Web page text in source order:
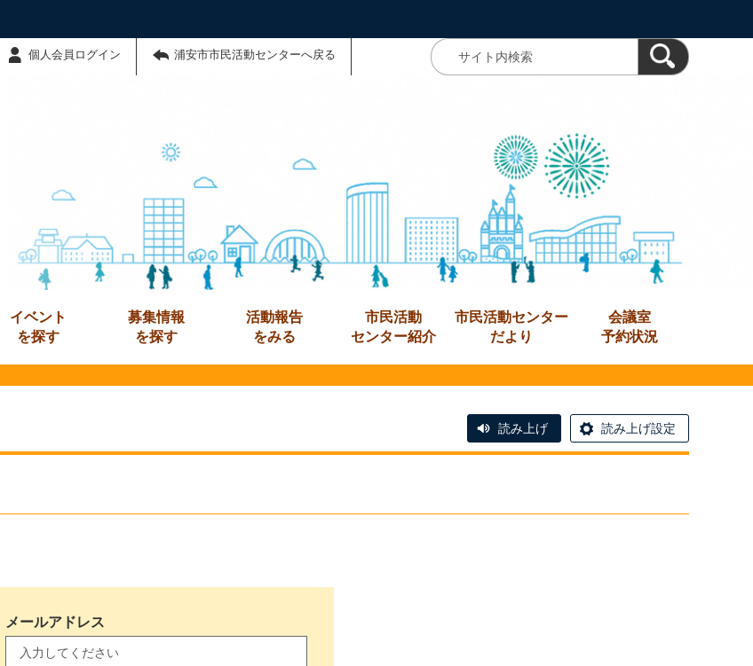
個人会員ログイン 浦安市市民活動センターへ戻る
イベント
を探す
募集情報
を探す
活動報告
をみる
市民活動
センター紹介
市民活動センター
だより
会議室
予約状況
読み上げ 読み上げ設定
メールアドレス